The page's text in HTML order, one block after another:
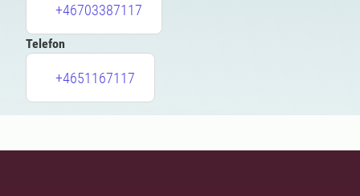
+46703387117
Telefon
+4651167117